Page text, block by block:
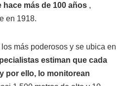
más de 100 años ,
en 1918.
más poderosos y se ubica en
estiman que cada
por ello, lo monitorean